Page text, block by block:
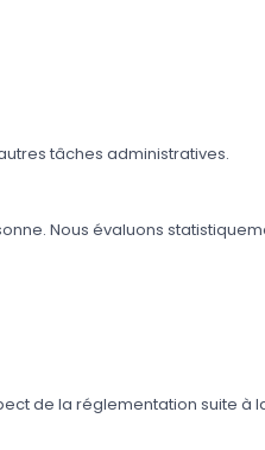
tâches administratives.
Nous évaluons
de la réglementation suite à